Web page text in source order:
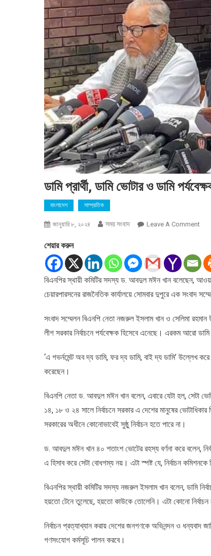
ডামি প্রার্থী, ডামি ভোটার ও ডামি
বাংলাদেশ সাম্প্রতিক
জানুয়ারি ৮, ২০২৪ সময় সংবাদ Leave A CommentOn
ডামি
ও
ডামি
:
মঈন
শেয়ার করুন
বিএনপির স্থায়ী কমিটির সদস্য ড. আবদুল মঈন খান বলেছেন,
চেয়ারপারসনের রাজনৈতিক কার্যালয়ে সোমবার দুপুরে এক সংবাদ
সংবাদ সম্মেলন বিএনপি নেতা নজরুল ইসলাম খান ও সেলিমা
লীগ সরকার নির্বাচনে পর্যবেক্ষক হিসেবে এনেছে। এরকম আরো
‘এ গভর্নমেন্ট অব দ্য ডামি, ফর দ্য ডামি, বাই দ্য ডামি’ উল্লেখ
করেছেন।
বিএনপি নেতা ড. আবদুল মঈন খান বলেন, এবারে যেটা হল, সেটা ভোট
১৪, ১৮ ও ২৪ সালে নির্বাচনে সরকার এ দেশের মানুষের
সরকারের অধীনে কোনোভাবেই সুষ্ঠু নির্বাচন হতে পারে না।
ড. আবদুল মঈন খান ৪০ শতাংশ ভোটের রহস্য বর্ণনা করে বলেন,
এ হিসাব করে সেটা বোধগম্য নয়। এটা স্পষ্ট যে, নির্বাচন
বিএনপির স্থায়ী কমিটির সদস্য নজরুল ইসলাম খান বলেন, ডামি
হয়তো টেনে তুলেছে, হয়তো কাউকে তোলেনি। এটা কোনো নির্বাচন
নির্বাচন প্রত্যাখ্যান করায় দেশের জনগণকে অভিনন্দন ও ধন্যবাদ
গণসংযোগ কর্মসূচি পালন করবে।